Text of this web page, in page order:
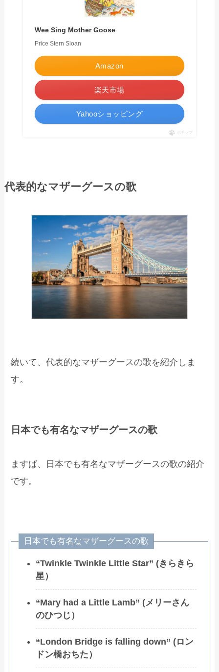
Wee Sing Mother Goose
Price Stern Sloan
Amazon
楽天市場
Yahooショッピング
ポチップ
代表的なマザーグースの歌
続いて、代表的なマザーグースの歌を紹介しま
す。
日本でも有名なマザーグースの歌
ますば、日本でも有名なマザーグースの歌の紹介
です。
日本でも有名なマザーグースの歌
“Twinkle Twinkle Little Star” (きらきら
星）
“Mary had a Little Lamb” (メリーさん
のひつじ）
“London Bridge is falling down” (ロン
ドン橋おちた）